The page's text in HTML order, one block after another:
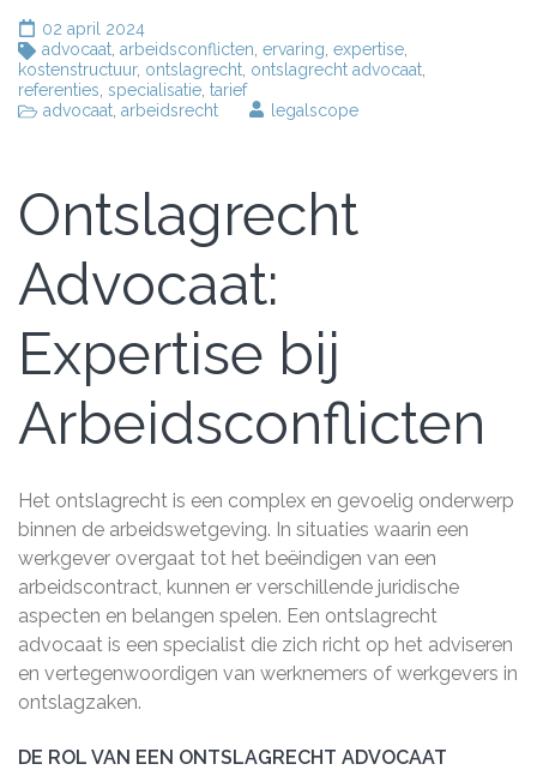
02 april 2024
advocaat arbeidsconflicten ervaring expertise
kostenstructuur, ontslagrecht ontslagrecht advocaat
referenties specialisatie tarief
advocaat arbeidsrecht legalscope
Ontslagrecht
Advocaat:
Expertise bij
Arbeidsconflicten
Het ontslagrecht is een complex en gevoelig onderwerp
binnen de arbeidswetgeving. In situaties waarin een
werkgever overgaat tot het beëindigen van een
arbeidscontract, kunnen er verschillende juridische
aspecten en belangen spelen. Een ontslagrecht
advocaat is een specialist die zich richt op het adviseren
en vertegenwoordigen van werknemers of werkgevers in
ontslagzaken.
DE ROL VAN EEN ONTSLAGRECHT ADVOCAAT